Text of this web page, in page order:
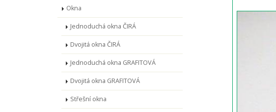
Okna
Jednoduchá okna ČIRÁ
Dvojitá okna ČIRÁ
Jednoduchá okna GRAFITOVÁ
Dvojitá okna GRAFITOVÁ
Střešní okna